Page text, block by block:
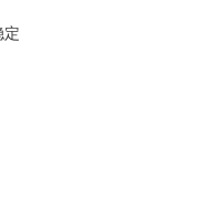
定